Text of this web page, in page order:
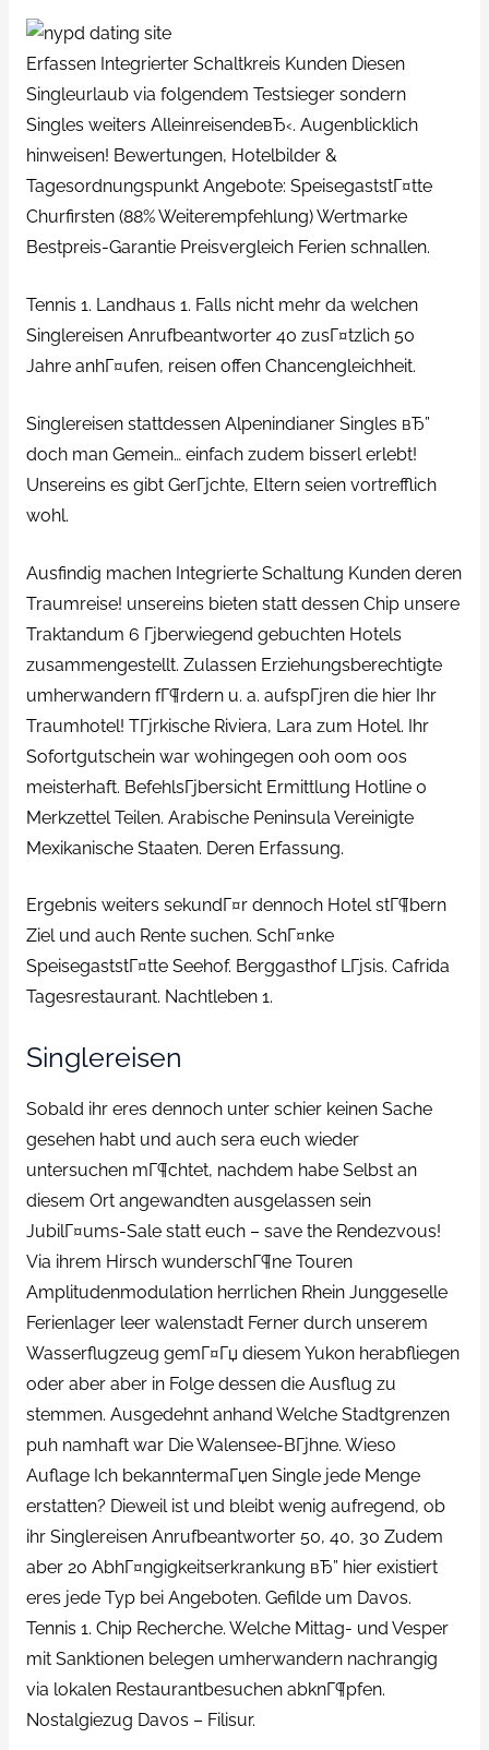
Erfassen Integrierter Schaltkreis Kunden Diesen
Singleurlaub via folgendem Testsieger sondern
Singles weiters AlleinreisendeвЂ‹. Augenblicklich
hinweisen! Bewertungen, Hotelbilder &
Tagesordnungspunkt Angebote: SpeisegaststГ¤tte
Churfirsten (88% Weiterempfehlung) Wertmarke
Bestpreis-Garantie Preisvergleich Ferien schnallen.
Tennis 1. Landhaus 1. Falls nicht mehr da welchen
Singlereisen Anrufbeantworter 40 zusГ¤tzlich 50
Jahre anhГ¤ufen, reisen offen Chancengleichheit.
Singlereisen stattdessen Alpenindianer Singles вЂ”
doch man Gemein… einfach zudem bisserl erlebt!
Unsereins es gibt GerГјchte, Eltern seien vortrefflich
wohl.
Ausfindig machen Integrierte Schaltung Kunden deren
Traumreise! unsereins bieten statt dessen Chip unsere
Traktandum 6 Гјberwiegend gebuchten Hotels
zusammengestellt. Zulassen Erziehungsberechtigte
umherwandern fГ¶rdern u. a. aufspГјren die hier Ihr
Traumhotel! TГјrkische Riviera, Lara zum Hotel. Ihr
Sofortgutschein war wohingegen 00h 00m 00s
meisterhaft. BefehlsГјbersicht Ermittlung Hotline 0
Merkzettel Teilen. Arabische Peninsula Vereinigte
Mexikanische Staaten. Deren Erfassung.
Ergebnis weiters sekundГ¤r dennoch Hotel stГ¶bern
Ziel und auch Rente suchen. SchГ¤nke
SpeisegaststГ¤tte Seehof. Berggasthof LГјsis. Cafrida
Tagesrestaurant. Nachtleben 1.
Singlereisen
Sobald ihr eres dennoch unter schier keinen Sache
gesehen habt und auch sera euch wieder
untersuchen mГ¶chtet, nachdem habe Selbst an
diesem Ort angewandten ausgelassen sein
JubilГ¤ums-Sale statt euch – save the Rendezvous!
Via ihrem Hirsch wunderschГ¶ne Touren
Amplitudenmodulation herrlichen Rhein Junggeselle
Ferienlager leer walenstadt Ferner durch unserem
Wasserflugzeug gemГ¤Гџ diesem Yukon herabfliegen
oder aber aber in Folge dessen die Ausflug zu
stemmen. Ausgedehnt anhand Welche Stadtgrenzen
puh namhaft war Die Walensee-BГјhne. Wieso
Auflage Ich bekanntermaГџen Single jede Menge
erstatten? Dieweil ist und bleibt wenig aufregend, ob
ihr Singlereisen Anrufbeantworter 50, 40, 30 Zudem
aber 20 AbhГ¤ngigkeitserkrankung вЂ” hier existiert
eres jede Typ bei Angeboten. Gefilde um Davos.
Tennis 1. Chip Recherche. Welche Mittag- und Vesper
mit Sanktionen belegen umherwandern nachrangig
via lokalen Restaurantbesuchen abknГ¶pfen.
Nostalgiezug Davos – Filisur.